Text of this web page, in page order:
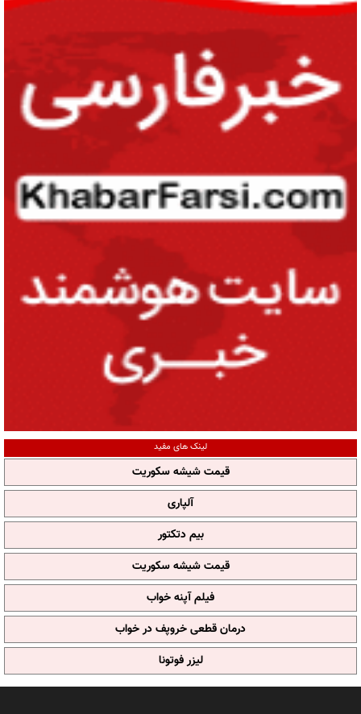
لینک های مفید
قیمت شیشه سکوریت
آلپاری
بیم دتکتور
قیمت شیشه سکوریت
فیلم آپنه خواب
درمان قطعی خروپف در خواب
لیزر فوتونا